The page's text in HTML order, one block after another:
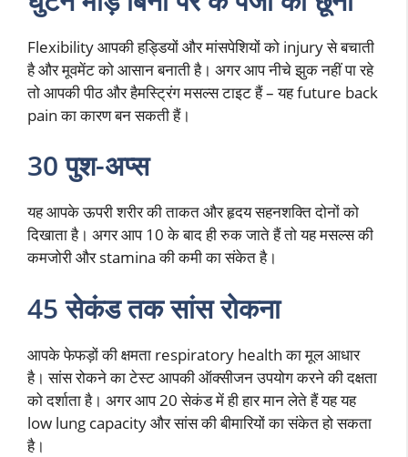
Flexibility आपकी हड्डियों और मांसपेशियों को injury से बचाती
है और मूवमेंट को आसान बनाती है। अगर आप नीचे झुक नहीं पा रहे
तो आपकी पीठ और हैमस्ट्रिंग मसल्स टाइट हैं – यह future back
pain का कारण बन सकती हैं।
30 पुश-अप्स
यह आपके ऊपरी शरीर की ताकत और हृदय सहनशक्ति दोनों को
दिखाता है। अगर आप 10 के बाद ही रुक जाते हैं तो यह मसल्स की
कमजोरी और stamina की कमी का संकेत है।
45 सेकंड तक सांस रोकना
आपके फेफड़ों की क्षमता respiratory health का मूल आधार
है। सांस रोकने का टेस्ट आपकी ऑक्सीजन उपयोग करने की दक्षता
को दर्शाता है। अगर आप 20 सेकंड में ही हार मान लेते हैं यह यह
low lung capacity और सांस की बीमारियों का संकेत हो सकता
है।